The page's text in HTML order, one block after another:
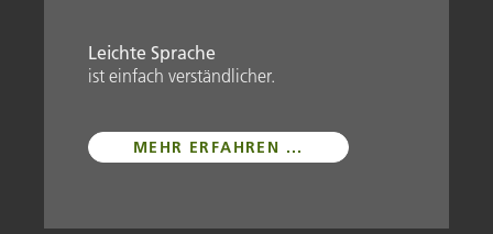
Leichte Sprache
ist einfach verständlicher.
MEHR ERFAHREN ...